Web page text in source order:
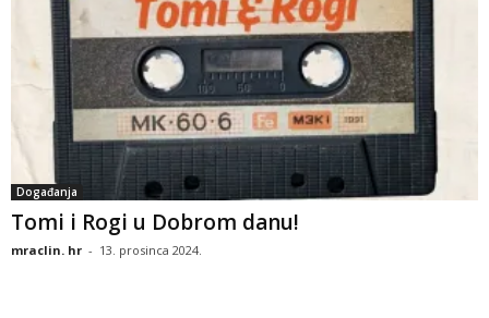
Događanja
Tomi i Rogi u Dobrom danu!
mraclin. hr - 13. prosinca 2024.